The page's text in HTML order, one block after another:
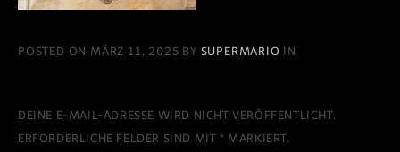
POSTED ON MÄRZ 11, 2025 BY SUPERMARIO IN
DEINE E-MAIL-ADRESSE WIRD NICHT VERÖFFENTLICHT.
ERFORDERLICHE FELDER SIND MIT* MARKIERT.